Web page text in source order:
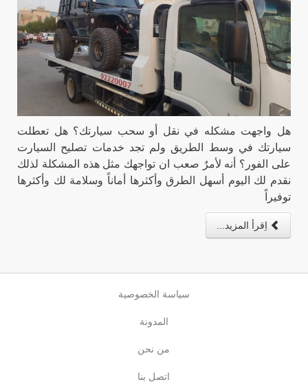
هل واجهت مشكله في نقل أو سحب سيارتك؟ هل تعطلت
سيارتك في وسط الطريق ولم تجد خدمات تصليح السيارت
على الفور؟ أنه لأمرٌ صعب ان تواجهك مثل هذه المشكلة لذلك
نقدم لك اليوم أسهل الطرق وأكثرها أماناً وسلامة لك وأكثرها
توفيراً
اِقرأ المزيد...
سياسة الخصوصية
المدونة
من نحن
اتصل بنا